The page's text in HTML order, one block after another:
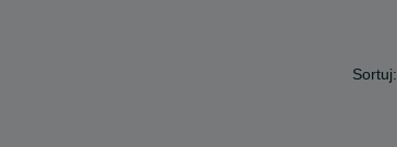
Sortuj: